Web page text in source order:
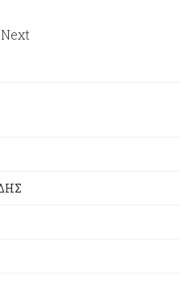
Next